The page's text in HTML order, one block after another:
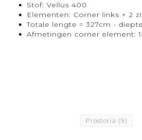
Stof: Vellus 400
Elementen: Corner links + 2
Totale lengte = 327cm -
Afmetingen corner element:
Prostoria (9)